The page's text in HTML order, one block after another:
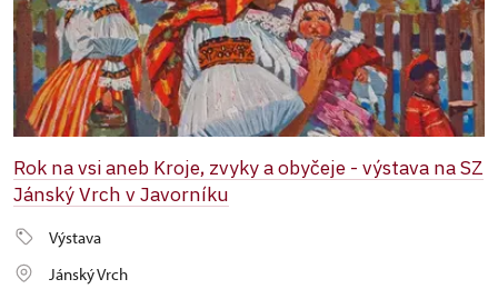
Rok na vsi aneb Kroje, zvyky a obyčeje - výstava na SZ
Jánský Vrch v Javorníku
Výstava
Jánský Vrch